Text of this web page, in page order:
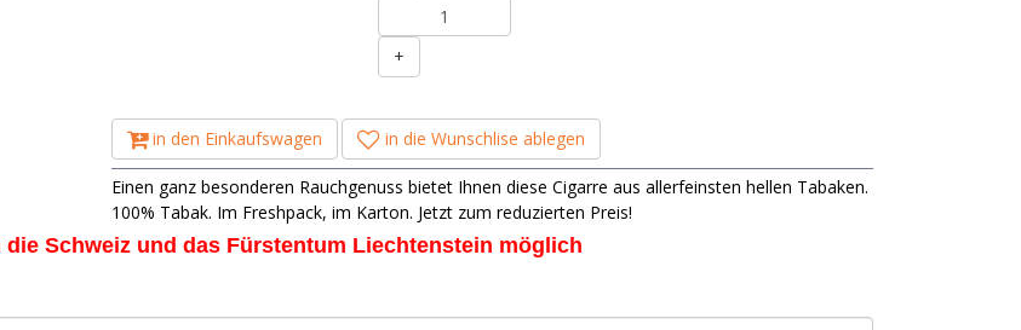
+
in den Einkaufswagen in die Wunschlise ablegen
Einen ganz besonderen Rauchgenuss bietet Ihnen diese Cigarre aus allerfeinsten hellen Tabaken.
100% Tabak. Im Freshpack, im Karton. Jetzt zum reduzierten Preis!
Schweiz und das Fürstentum Liechtenstein möglich